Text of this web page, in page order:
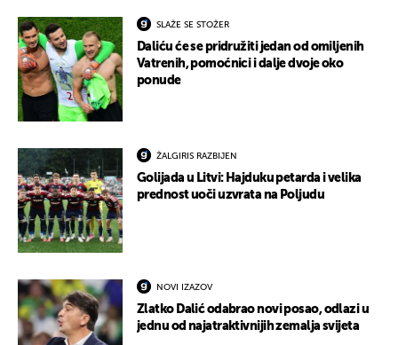
SLAŽE SE STOŽER
Daliću će se pridružiti jedan od omiljenih
Vatrenih, pomoćnici i dalje dvoje oko
ponude
ŽALGIRIS RAZBIJEN
Golijada u Litvi: Hajduku petarda i velika
prednost uoči uzvrata na Poljudu
NOVI IZAZOV
Zlatko Dalić odabrao novi posao, odlazi u
jednu od najatraktivnijih zemalja svijeta